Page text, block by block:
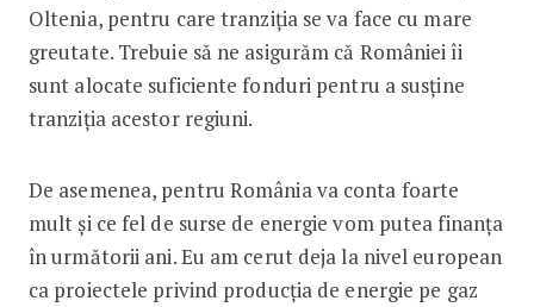
Oltenia, pentru care tranziția se va face cu mare
greutate. Trebuie să ne asigurăm că României îi
sunt alocate suficiente fonduri pentru a susține
tranziția acestor regiuni.
De asemenea, pentru România va conta foarte
mult și ce fel de surse de energie vom putea finanța
în următorii ani. Eu am cerut deja la nivel european
ca proiectele privind producția de energie pe gaz